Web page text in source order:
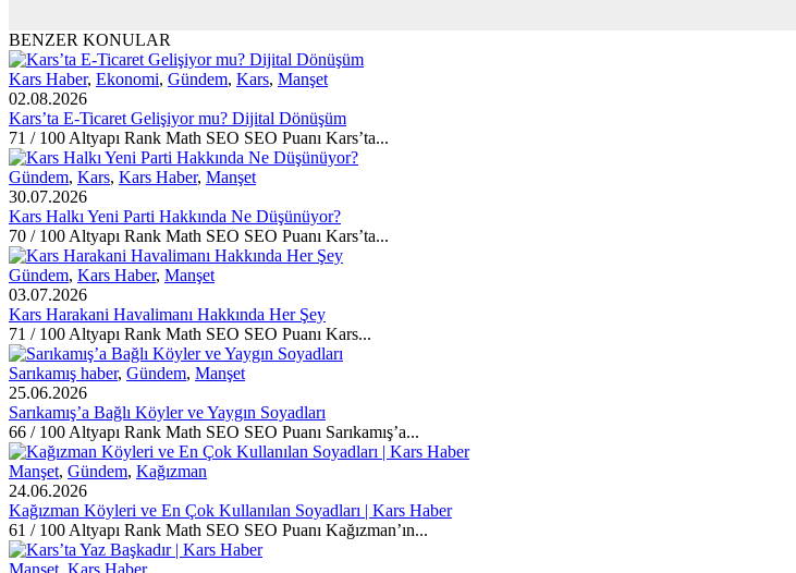
BENZER KONULAR
Kars Haber, Ekonomi, Gündem, Kars, Manşet
02.08.2026
Kars’ta E-Ticaret Gelişiyor mu? Dijital Dönüşüm
71 / 100 Altyapı Rank Math SEO SEO Puanı Kars’ta...
Gündem, Kars, Kars Haber, Manşet
30.07.2026
Kars Halkı Yeni Parti Hakkında Ne Düşünüyor?
70 / 100 Altyapı Rank Math SEO SEO Puanı Kars’ta...
Gündem, Kars Haber, Manşet
03.07.2026
Kars Harakani Havalimanı Hakkında Her Şey
71 / 100 Altyapı Rank Math SEO SEO Puanı Kars...
Sarıkamış haber, Gündem, Manşet
25.06.2026
Sarıkamış’a Bağlı Köyler ve Yaygın Soyadları
66 / 100 Altyapı Rank Math SEO SEO Puanı Sarıkamış’a...
Manşet, Gündem, Kağızman
24.06.2026
Kağızman Köyleri ve En Çok Kullanılan Soyadları | Kars Haber
61 / 100 Altyapı Rank Math SEO SEO Puanı Kağızman’ın...
Manşet Kars Haber